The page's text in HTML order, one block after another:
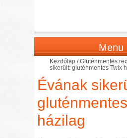
Menu
Kezdőlap /Gluténmentes
sikerült: gluténmentes Twix
Évának
házilag